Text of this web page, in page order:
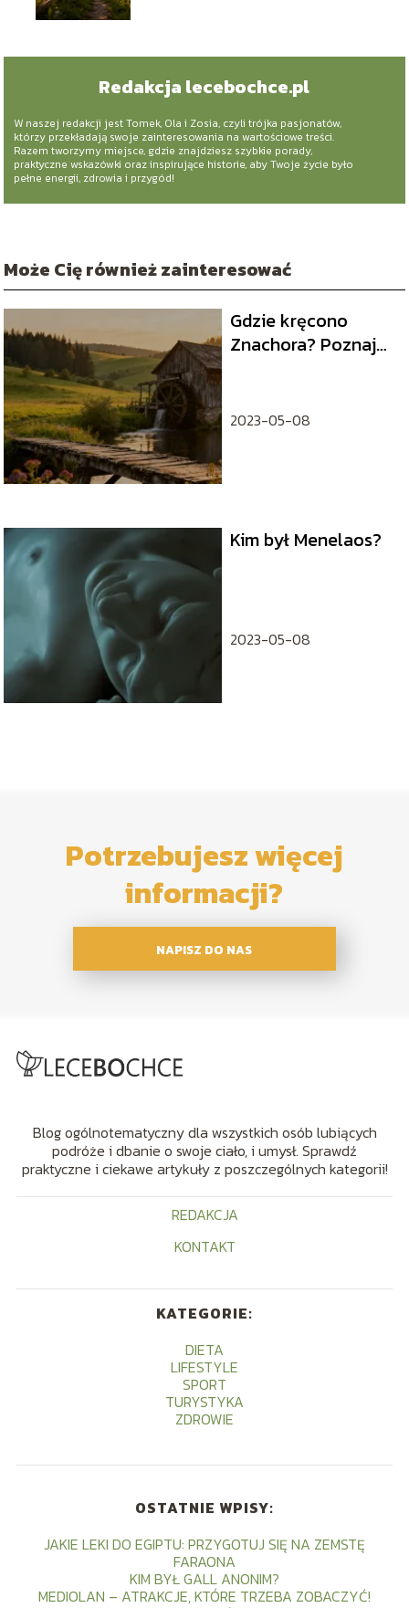
Redakcja lecebochce.pl
W naszej redakcji jest Tomek, Ola i Zosia, czyli trójka pasjonatów,
którzy przekładają swoje zainteresowania na wartościowe treści.
Razem tworzymy miejsce, gdzie znajdziesz szybkie porady,
praktyczne wskazówki oraz inspirujące historie, aby Twoje życie było
pełne energii, zdrowia i przygód!
Może Cię również zainteresować
Gdzie kręcono
Znachora? Poznaj
2023-05-08
Kim był Menelaos?
2023-05-08
Potrzebujesz więcej
informacji?
NAPISZ DO NAS
Blog ogólnotematyczny dla wszystkich osób lubiących
podróże i dbanie o swoje ciało, i umysł. Sprawdź
praktyczne i ciekawe artykuły z poszczególnych kategorii!
REDAKCJA
KONTAKT
KATEGORIE:
DIETA
LIFESTYLE
SPORT
TURYSTYKA
ZDROWIE
OSTATNIE WPISY:
JAKIE LEKI DO EGIPTU: PRZYGOTUJ SIĘ NA ZEMSTĘ
FARAONA
KIM BYŁ GALL ANONIM?
MEDIOLAN – ATRAKCJE, KTÓRE TRZEBA ZOBACZYĆ!